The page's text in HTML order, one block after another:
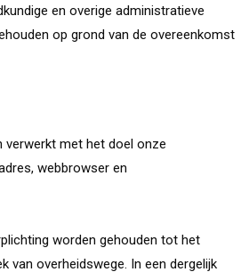
en overige administratieve
op grond van de overeenkomst
verwerkt met het doel onze
webbrowser en
worden gehouden tot het
van overheidswege. In een dergelijk